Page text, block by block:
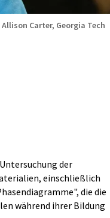
Allison Carter, Georgia Tech
der
einschließlich
die die
während ihrer Bildung